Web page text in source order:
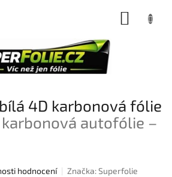
4D karbonová fólie
karbonová autofólie –
hodnocení Značka:Superfolie